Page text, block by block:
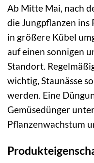
Ab Mitte Mai, nach
die Jungpflanzen
in größere Kübel
auf einen sonnigen
Standort.
wichtig, Staunässe
werden. Eine
Gemüsedünger
Pflanzenwachstum